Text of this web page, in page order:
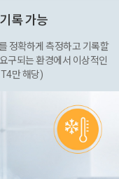
록 가능
정확하게 측정하고 기록할
구되는 환경에서 이상적인
만 해당)